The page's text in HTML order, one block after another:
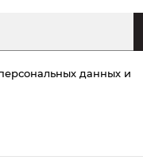
данных и